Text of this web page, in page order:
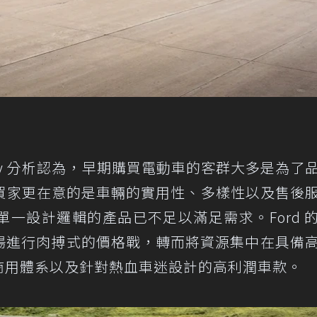
析認為，早期購買電動車的客群大多是為了
更在意的是車輛的實用性、多樣性以及售後
一設計邏輯的產品已不足以滿足需求。Ford
行肉搏式的價格戰，轉而將資源集中在具備
體系以及針對熱血車迷設計的高利潤車款。